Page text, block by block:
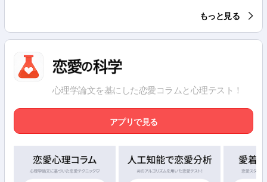
もっと見る
心理学論文を基にした恋愛コラムと心理テスト！
アプリで見る